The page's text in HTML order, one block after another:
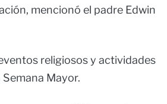
mencionó el padre Edwin
religiosos y actividades
Mayor.